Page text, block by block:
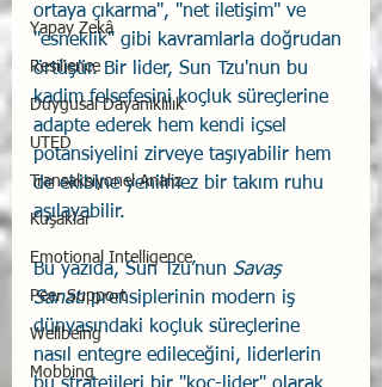
Yapay Zekâ
Resilience
Duygusal Dayanıklılık
UTED
Transaksiyonel Analiz
Kuşaklar
Emotional Intelligence
Peer Support
Wellbeing
Mobbing
ortaya çıkarma", "net iletişim" ve
"esneklik" gibi kavramlarla doğrudan
örtüşür. Bir lider, Sun Tzu'nun bu
kadim felsefesini koçluk süreçlerine
adapte ederek hem kendi içsel
potansiyelini zirveye taşıyabilir hem
de ekibine yenilmez bir takım ruhu
aşılayabilir.
Bu yazıda, Sun Tzu’nun Savaş
Sanatı prensiplerinin modern iş
dünyasındaki koçluk süreçlerine
nasıl entegre edileceğini, liderlerin